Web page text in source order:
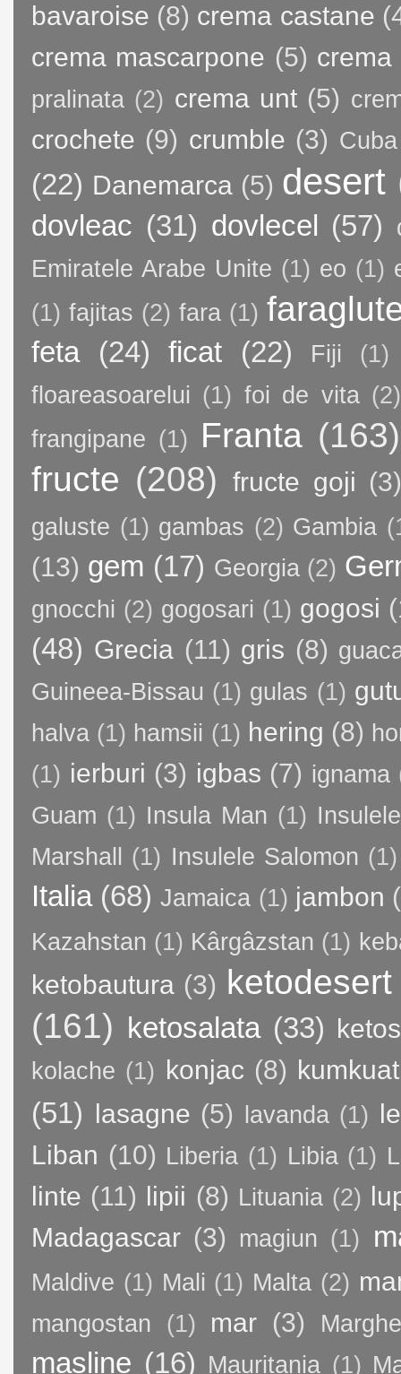
bavaroise (8) crema castane
crema mascarpone (5) crema
pralinata (2) crema unt (5)
crochete (9) crumble (3) Cuba
(22) Danemarca (5) desert
dovleac (31) dovlecel (57)
Emiratele Arabe Unite (1) eo (1)
(1) fajitas (2) fara (1)
feta (24) ficat (22) Fiji
(1)
floareasoarelui (1) foi de vita (2)
frangipane (1) Franta (163)
fructe (208) fructe goji (3)
galuste (1) gambas (2) Gambia
(13) gem (17) Georgia (2)
gnocchi (2) gogosari (1) gogosi
(48) Grecia (11) gris (8)
Guineea-Bissau (1) gulas (1)
halva (1) hamsii (1) hering (8)
(1) ierburi (3) igbas (7) ignama
Guam (1) Insula Man (1)
Marshall
(1) Insulele Salomon (1)
Italia (68) Jamaica (1) jambon
Kazahstan (1) Kârgâzstan (1)
ketobautura (3) ketodesert
(161) ketosalata (33)
kolache (1) konjac (8) kumkuat
(51) lasagne (5) lavanda (1)
Liban (10) Liberia (1) Libia (1)
linte (11) lipii (8) Lituania (2)
Madagascar (3) magiun (1)
Maldive (1) Mali (1) Malta (2)
mangostan (1) mar (3)
masline (16) Mauritania (1)